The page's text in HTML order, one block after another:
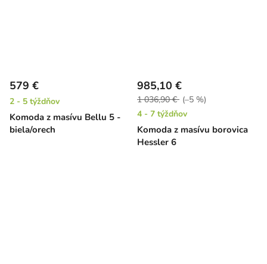
Komoda z masívu Bellu 5 -
biela/orech
579 €
2 - 5 týždňov
Komoda z masívu borovica
Hessler 6
985,10 €
1 036,90 € (–5 %)
4 - 7 týždňov